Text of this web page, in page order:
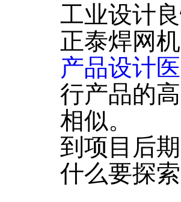
工业设计
正泰焊网机
产品设计
行产品的
相似。
到项目后
什么要探